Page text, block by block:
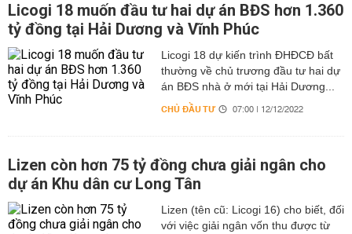
Licogi 18 muốn đầu tư hai dự án BĐS hơn 1.360
tỷ đồng tại Hải Dương và Vĩnh Phúc
Licogi 18 dự kiến trình ĐHĐCĐ bất
thường về chủ trương đầu tư hai dự
án BĐS nhà ở mới tại Hải Dương...
CHỦ ĐẦU TƯ 07:00 | 12/12/2022
Lizen còn hơn 75 tỷ đồng chưa giải ngân cho
dự án Khu dân cư Long Tân
Lizen (tên cũ: Licogi 16) cho biết, đối
với việc giải ngân vốn thu được từ